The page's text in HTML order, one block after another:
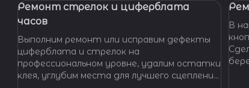
вашу проблему и произведут замену
батарейки профессионально, быстро,
Ремонт стрелок и циферблата
часов
Выполним ремонт или исправим дефекты
циферблата и стрелок на
профессиональном уровне, удалим остатки
клея, углубим места для лучшего сцепления
В